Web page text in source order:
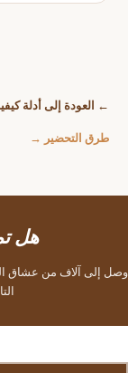
← العودة إلى أدلة
طرق التحضير →
هل
وصل إلى آلاف من عشاق